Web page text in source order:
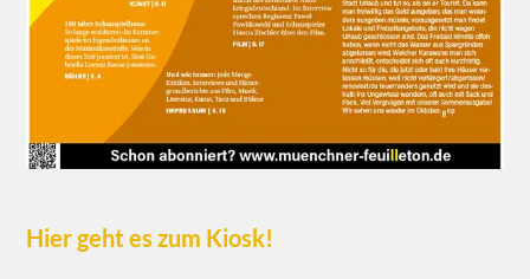
Hier geht es zum Kiosk!